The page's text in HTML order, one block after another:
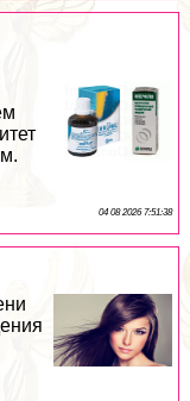
04 08 2026 7:51:38